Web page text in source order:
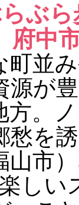
ぶ
府中
並
源が
方。
愁を
山市
しい